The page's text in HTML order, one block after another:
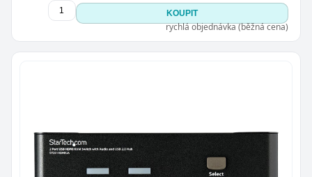
KOUPIT
rychlá objednávka (běžná cena)